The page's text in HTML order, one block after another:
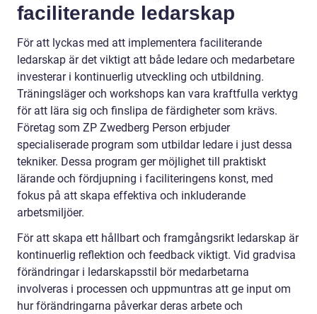
faciliterande ledarskap
För att lyckas med att implementera faciliterande
ledarskap är det viktigt att både ledare och medarbetare
investerar i kontinuerlig utveckling och utbildning.
Träningsläger och workshops kan vara kraftfulla verktyg
för att lära sig och finslipa de färdigheter som krävs.
Företag som ZP Zwedberg Person erbjuder
specialiserade program som utbildar ledare i just dessa
tekniker. Dessa program ger möjlighet till praktiskt
lärande och fördjupning i faciliteringens konst, med
fokus på att skapa effektiva och inkluderande
arbetsmiljöer.
För att skapa ett hållbart och framgångsrikt ledarskap är
kontinuerlig reflektion och feedback viktigt. Vid gradvisa
förändringar i ledarskapsstil bör medarbetarna
involveras i processen och uppmuntras att ge input om
hur förändringarna påverkar deras arbete och